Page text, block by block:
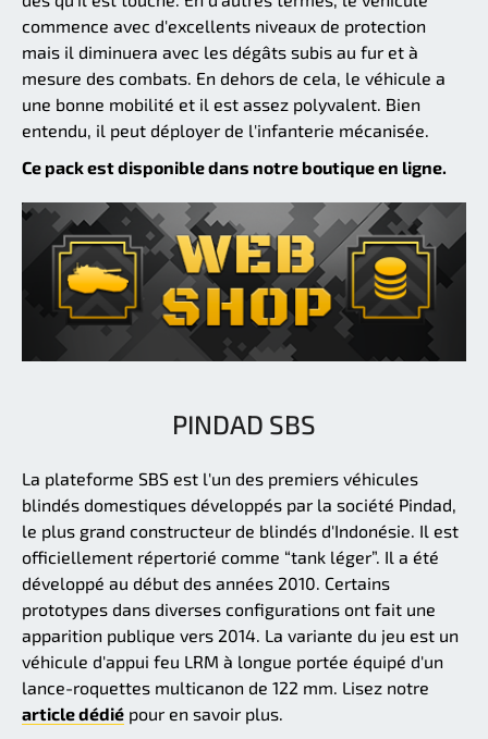
commence avec d'excellents niveaux de protection
mais il diminuera avec les dégâts subis au fur et à
mesure des combats. En dehors de cela, le véhicule a
une bonne mobilité et il est assez polyvalent. Bien
entendu, il peut déployer de l'infanterie mécanisée.
Ce pack est disponible dans notre boutique en ligne.
PINDAD SBS
La plateforme SBS est l'un des premiers véhicules
blindés domestiques développés par la société Pindad,
le plus grand constructeur de blindés d'Indonésie. Il est
officiellement répertorié comme “tank léger”. Il a été
développé au début des années 2010. Certains
prototypes dans diverses configurations ont fait une
apparition publique vers 2014. La variante du jeu est un
véhicule d'appui feu LRM à longue portée équipé d'un
lance-roquettes multicanon de 122 mm. Lisez notre
article dédié pour en savoir plus.